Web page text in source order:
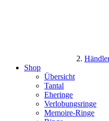
Shop
Übersicht
Tantal
Eheringe
Verlobungsringe
Memoire-Ringe